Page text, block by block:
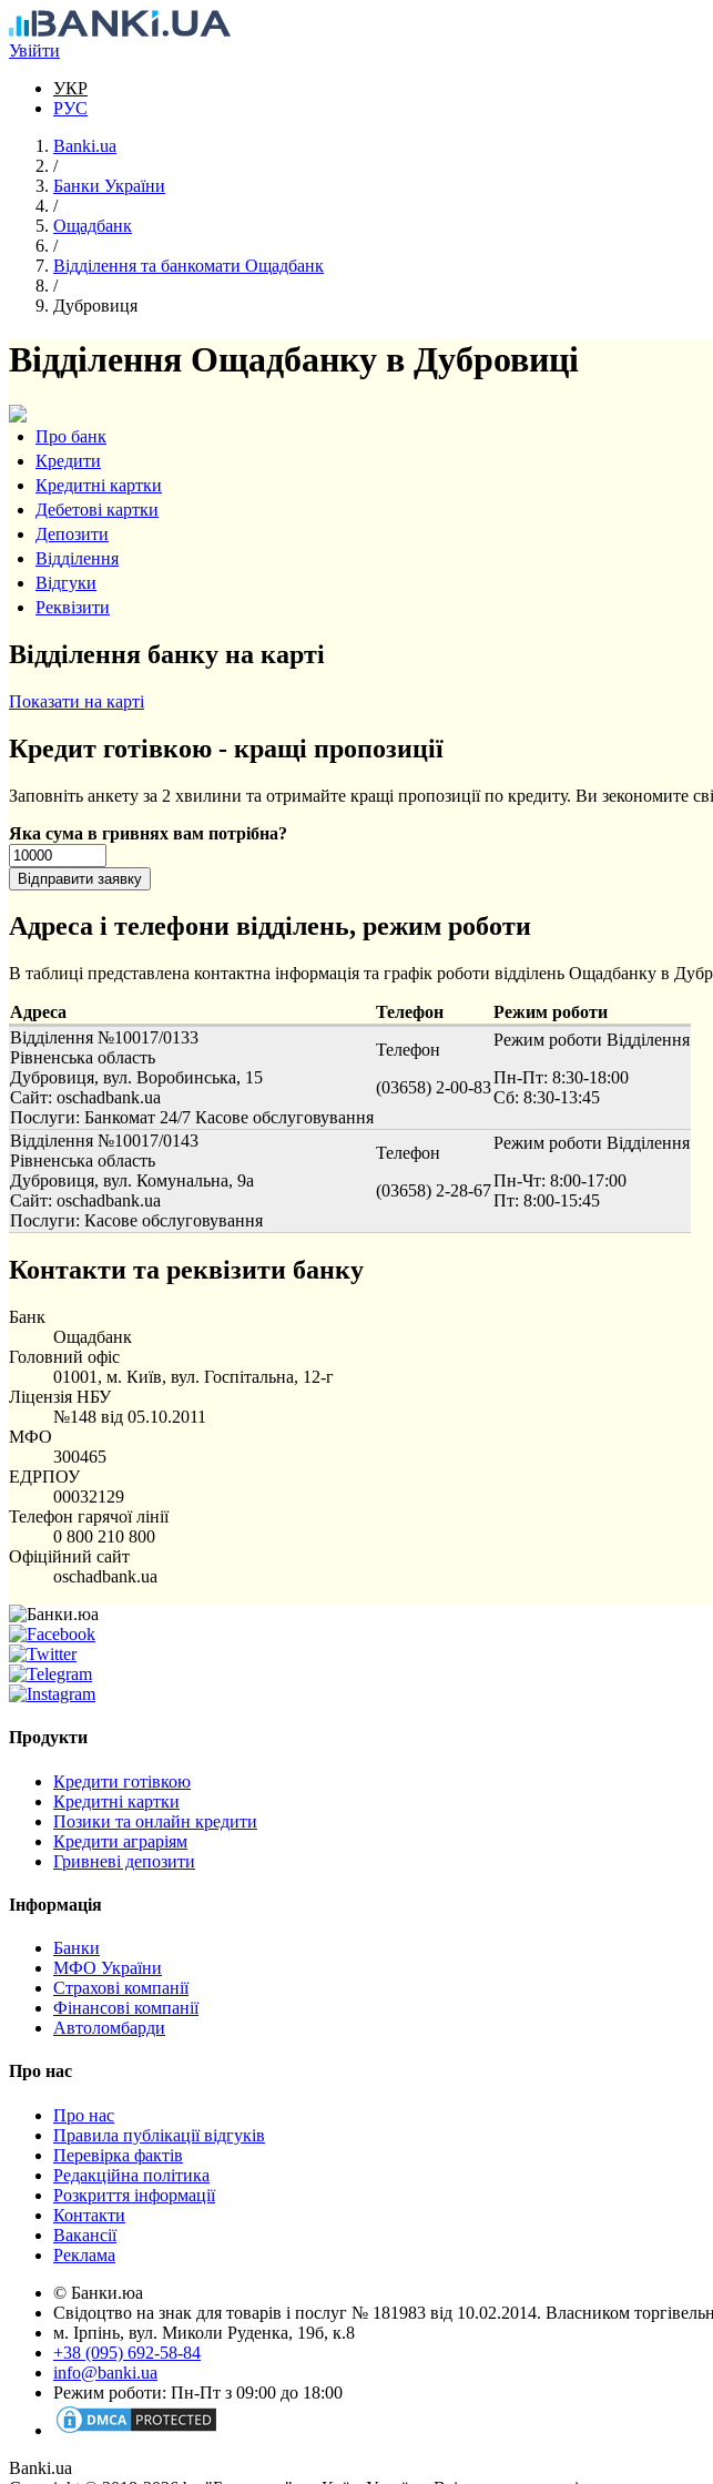
Перейти до основного вмісту
Увійти
УКР
РУС
Banki.ua
/
Банки України
/
Ощадбанк
/
Відділення та банкомати Ощадбанк
/
Дубровиця
Відділення Ощадбанку в Дубровиці
Про банк
Кредити
Кредитні картки
Дебетові картки
Депозити
Відділення
Відгуки
Реквізити
Відділення банку на карті
Показати на карті
Кредит готівкою - кращі пропозиції
Заповніть анкету за 2 хвилини та отримайте кращі пропозиції по кредиту. Ви зекономите
Яка сума в гривнях вам потрібна?
Адреса і телефони відділень, режим роботи
В таблиці представлена контактна інформація та графік роботи відділень Ощадбанку в
Адреса Телефон
Режим роботи
Відділення №10017/0133
Рівненська область
Дубровиця, вул. Воробинська, 15
Сайт: oschadbank.ua
Послуги: Банкомат 24/7 Касове обслуговування
Телефон
(03658) 2-00-83
Режим роботи Відділення
Пн-Пт: 8:30-18:00
Сб: 8:30-13:45
Відділення №10017/0143
Рівненська область
Дубровиця, вул. Комунальна, 9а
Сайт: oschadbank.ua
Послуги: Касове обслуговування
Телефон
(03658) 2-28-67
Режим роботи Відділення
Пн-Чт: 8:00-17:00
Пт: 8:00-15:45
Контакти та реквізити банку
Банк
Ощадбанк
Головний офіс
01001, м. Київ, вул. Госпітальна, 12-г
Ліцензія НБУ
№148 від 05.10.2011
МФО
300465
ЕДРПОУ
00032129
Телефон гарячої лінії
0 800 210 800
Офіційний сайт
oschadbank.ua
Продукти
Кредити готівкою
Кредитні картки
Позики та онлайн кредити
Кредити аграріям
Гривневі депозити
Інформація
Банки
МФО України
Страхові компанії
Фінансові компанії
Автоломбарди
Про нас
Про нас
Правила публікації відгуків
Перевірка фактів
Редакційна політика
Розкриття інформації
Контакти
Вакансії
Реклама
© Банки.юа
Свідоцтво на знак для товарів і послуг № 181983 від 10.02.2014. Власником
м. Ірпінь, вул. Миколи Руденка, 19б, к.8
+38 (095) 692-58-84
info@banki.ua
Режим роботи: Пн-Пт з 09:00 до 18:00
Banki.ua